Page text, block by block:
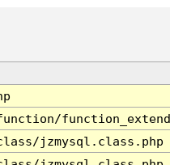
jzmysql.class.php